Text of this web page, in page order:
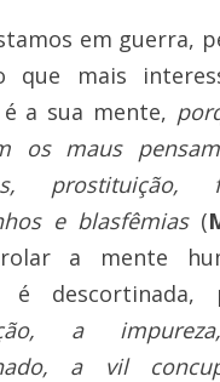
em guerra,
que mais
a sua mente,
os maus
prostituição,
e blasfêmias (
a mente
é descortinada,
a
a vil